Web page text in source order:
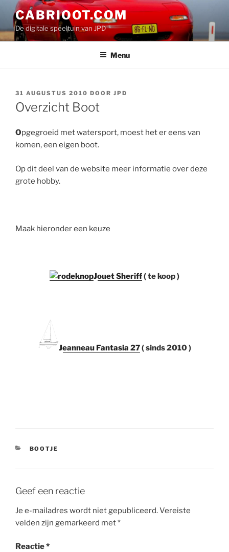
naar
de
inhoud
CABRIOOT.COM
De digitale speeltuin van JPD
Menu
GEPLAATST
OP
31 AUGUSTUS 2010 DOOR JPD
Overzicht Boot
Opgegroeid met watersport, moest het er eens van
komen, een eigen boot.
Op dit deel van de website meer informatie over deze
grote hobby.
Maak hieronder een keuze
Jouet Sheriff( te koop )
Jeanneau Fantasia 27( sinds 2010 )
CATEGORIEËN
BOOTJE
Geef een reactie
Je e-mailadres wordt niet gepubliceerd.Vereiste
velden zijn gemarkeerd met*
Reactie*